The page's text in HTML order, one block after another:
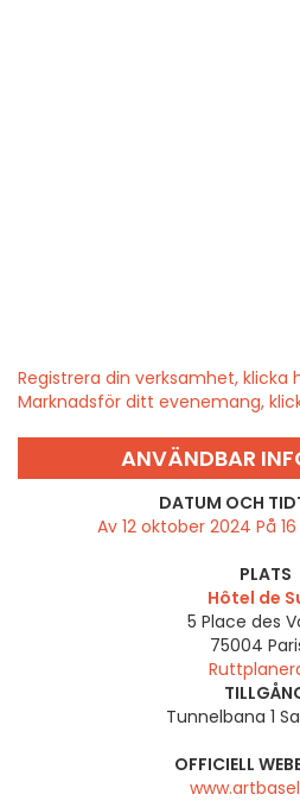
Registrera din verksamhet, klicka
Marknadsför ditt evenemang,
ANVÄNDBAR
DATUM OCH
Av 12 oktober 2024 På
PLATS
Hôtel de
5 Place des
75004
Tunnelbana 1
OFFICIELL